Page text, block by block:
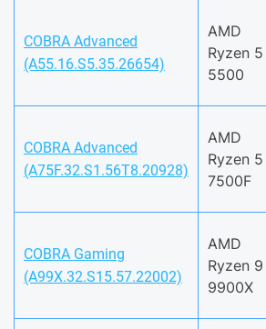
COBRA Advanced
(A55.16.S5.35.26654)
AMD
Ryzen 5
5500
COBRA Advanced
(A75F.32.S1.56T8.20928)
AMD
Ryzen 5
7500F
COBRA Gaming
(A99X.32.S15.57.22002)
AMD
Ryzen 9
9900X